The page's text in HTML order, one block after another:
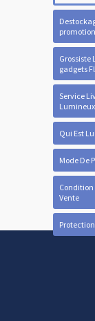
Grossiste
gadgets
Service
Qui Est
Mode De
Condition
Vente